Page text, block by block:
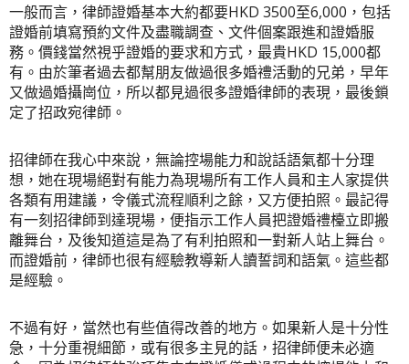
一般而言，律師證婚基本大約都要HKD 3500至6,000，包括
證婚前填寫預約文件及盡職調查、文件個案跟進和證婚服
務。價錢當然視乎證婚的要求和方式，最貴HKD 15,000都
有。由於筆者過去都幫朋友做過很多婚禮活動的兄弟，早年
又做過婚攝崗位，所以都見過很多證婚律師的表現，最後鎖
定了招政宛律師。
招律師在我心中來說，無論控場能力和說話語氣都十分理
想，她在現場絕對有能力為現場所有工作人員和主人家提供
各類有用建議，令儀式流程順利之餘，又方便拍照。最記得
有一刻招律師到達現場，便指示工作人員把證婚禮檯立即搬
離舞台，及後知道這是為了有利拍照和一對新人站上舞台。
而證婚前，律師也很有經驗教導新人讀誓詞和語氣。這些都
是經驗。
不過有好，當然也有些值得改善的地方。如果新人是十分性
急，十分重視細節，或有很多主見的話，招律師便未必適